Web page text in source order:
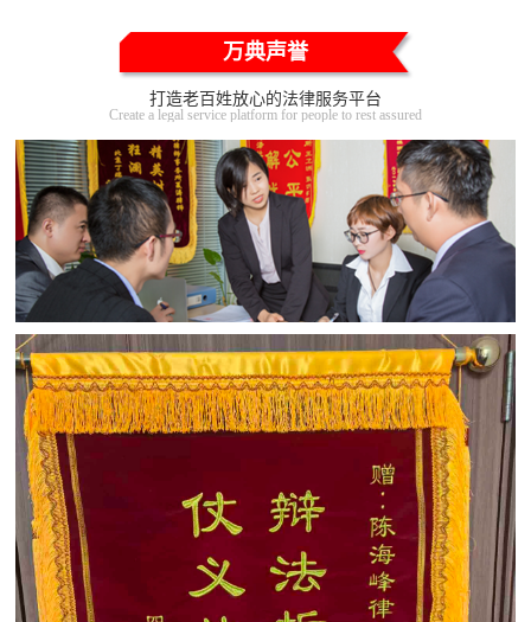
万典声誉
打造老百姓放心的法律服务平台
Create a legal service platform for people to rest assured